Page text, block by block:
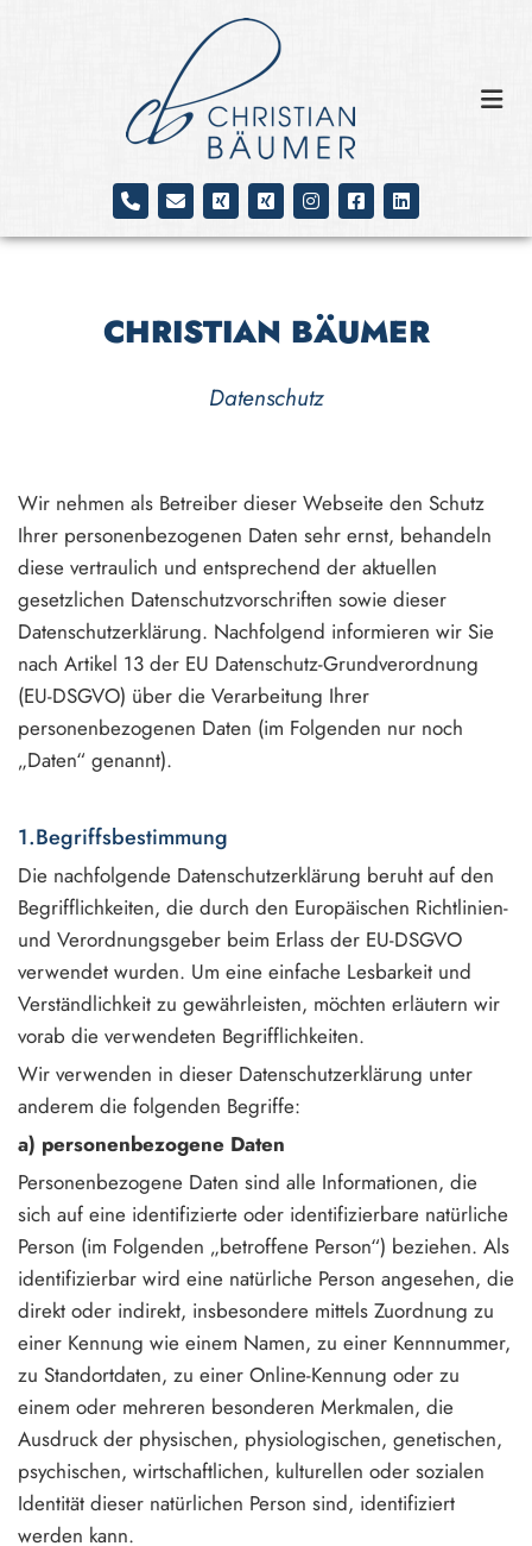
CHRISTIAN BÄUMER
Datenschutz
Wir nehmen als Betreiber dieser Webseite den Schutz
Ihrer personenbezogenen Daten sehr ernst, behandeln
diese vertraulich und entsprechend der aktuellen
gesetzlichen Datenschutzvorschriften sowie dieser
Datenschutzerklärung. Nachfolgend informieren wir Sie
nach Artikel 13 der EU Datenschutz-Grundverordnung
(EU-DSGVO) über die Verarbeitung Ihrer
personenbezogenen Daten (im Folgenden nur noch
„Daten“ genannt).
1.Begriffsbestimmung
Die nachfolgende Datenschutzerklärung beruht auf den
Begrifflichkeiten, die durch den Europäischen Richtlinien-
und Verordnungsgeber beim Erlass der EU-DSGVO
verwendet wurden. Um eine einfache Lesbarkeit und
Verständlichkeit zu gewährleisten, möchten erläutern wir
vorab die verwendeten Begrifflichkeiten.
Wir verwenden in dieser Datenschutzerklärung unter
anderem die folgenden Begriffe:
a) personenbezogene Daten
Personenbezogene Daten sind alle Informationen, die
sich auf eine identifizierte oder identifizierbare natürliche
Person (im Folgenden „betroffene Person“) beziehen. Als
identifizierbar wird eine natürliche Person angesehen, die
direkt oder indirekt, insbesondere mittels Zuordnung zu
einer Kennung wie einem Namen, zu einer Kennnummer,
zu Standortdaten, zu einer Online-Kennung oder zu
einem oder mehreren besonderen Merkmalen, die
Ausdruck der physischen, physiologischen, genetischen,
psychischen, wirtschaftlichen, kulturellen oder sozialen
Identität dieser natürlichen Person sind, identifiziert
werden kann.